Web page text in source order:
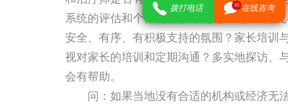
系统的评估和个性化教学计划（IEP）？环
安全、有序、有积极支持的氛围？家长培训
视对家长的培训和定期沟通？多实地探访、
会有帮助。
问：如果当地没有合适的机构或经济无
拨打电话 45 在线咨询